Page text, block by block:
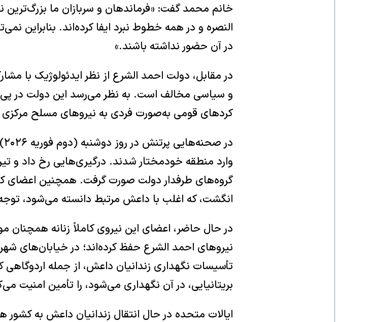
خانم محمد گفت: «فرماندهان و سربازان ما
النصره و در همه خطوط نبرد ایفا کرده‌اند. بنابراین
در آن حضور نداشته باشند.»
در مقابل، دولت احمد الشرع از نظر ایدئولوژیک با
و سیاسی مخالف است. به نظر می‌رسد این دولت در پی
کردهای قومی به‌صورت فردی به نیروهای مسلح
وارد منطقه خودمختار شدند. درگیری‌هایی رخ داد و
گروه‌های طرفدار دولت صورت گرفت. همچنین اعضای
انگشت، که اغلب با داعش مرتبط دانسته می‌شود،
در حال حاضر، اعضای این نیروی کاملاً زنانه همچنان
نیروهای احمد الشرع حفظ کرده‌اند؛ در خیابان‌های
تأسیسات نگهداری زندانیان داعش، از جمله
بریتانیایی، در آن نگهداری می‌شود، را تأمین امنیت
ایالات متحده در حال انتقال زندانیان داعش به کشور